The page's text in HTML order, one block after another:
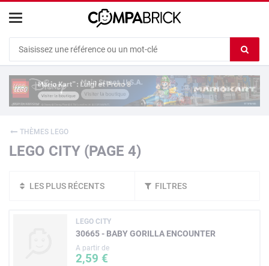
le
du
THÈMES LEGO
LEGO CITY (PAGE 4)
LES PLUS RÉCENTS FILTRES
LEGO CITY
30665 - BABY GORILLA ENCOUNTER
A partir de
2,59 €
Cookies management panel